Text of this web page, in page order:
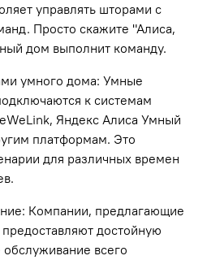
управлять шторами с
Просто скажите "Алиса,
дом выполнит команду.
умного дома: Умные
к системам
Яндекс Алиса Умный
платформам. Это
для различных времен
Компании, предлагающие
достойную
всего